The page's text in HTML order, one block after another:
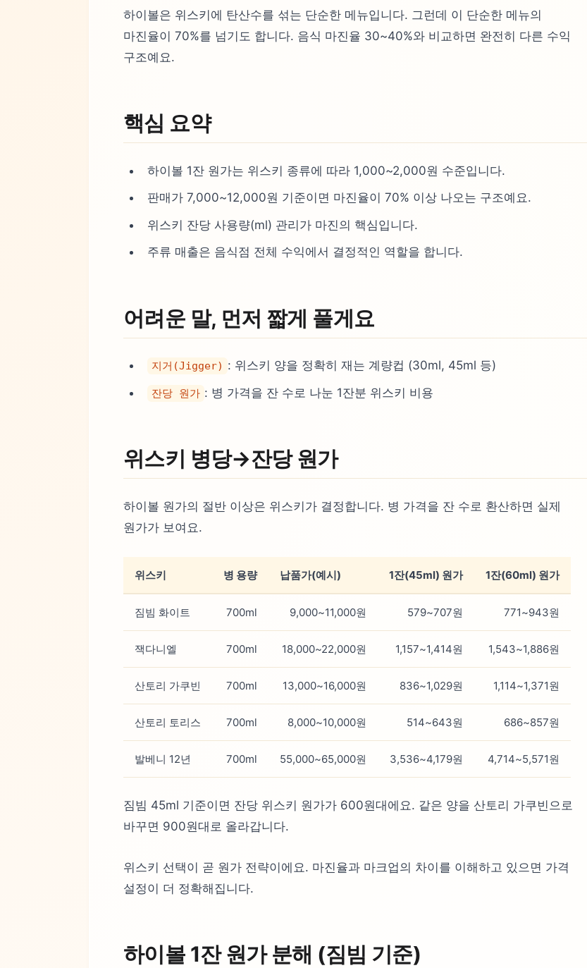
하이볼은 위스키에 탄산수를 섞는 단순한 메뉴입니다. 그런데 이 단순한 메뉴의
마진율이 70%를 넘기도 합니다. 음식 마진율 30~40%와 비교하면 완전히 다른 수익
구조예요.
핵심 요약
하이볼 1잔 원가는 위스키 종류에 따라 1,000~2,000원 수준입니다.
판매가 7,000~12,000원 기준이면 마진율이 70% 이상 나오는 구조예요.
위스키 잔당 사용량(ml) 관리가 마진의 핵심입니다.
주류 매출은 음식점 전체 수익에서 결정적인 역할을 합니다.
어려운 말, 먼저 짧게 풀게요
지거(Jigger) : 위스키 양을 정확히 재는 계량컵 (30ml, 45ml 등)
잔당 원가 : 병 가격을 잔 수로 나눈 1잔분 위스키 비용
위스키 병당→잔당 원가
하이볼 원가의 절반 이상은 위스키가 결정합니다. 병 가격을 잔 수로 환산하면 실제
원가가 보여요.
위스키 병 용량 납품가(예시) 1잔(45ml) 원가 1잔(60ml) 원가
짐빔 화이트 700ml 9,000~11,000원 579~707원 771~943원
잭다니엘 700ml 18,000~22,000원 1,157~1,414원 1,543~1,886원
산토리 가쿠빈 700ml 13,000~16,000원 836~1,029원 1,114~1,371원
산토리 토리스 700ml 8,000~10,000원 514~643원 686~857원
발베니 12년 700ml 55,000~65,000원 3,536~4,179원 4,714~5,571원
짐빔 45ml 기준이면 잔당 위스키 원가가 600원대에요. 같은 양을 산토리 가쿠빈으로
바꾸면 900원대로 올라갑니다.
위스키 선택이 곧 원가 전략이에요. 마진율과 마크업의 차이를 이해하고 있으면 가격
설정이 더 정확해집니다.
하이볼 1잔 원가 분해 (짐빔 기준)